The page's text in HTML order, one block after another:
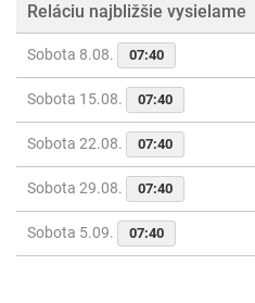
Reláciu najbližšie vysielame
Sobota 8.08. 07:40
Sobota 15.08. 07:40
Sobota 22.08. 07:40
Sobota 29.08. 07:40
Sobota 5.09. 07:40